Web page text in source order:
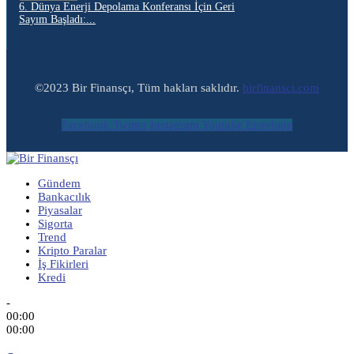
6. Dünya Enerji Depolama Konferansı İçin Geri
Sayım Başladı:...
©2023 Bir Finansçı, Tüm hakları saklıdır. birfinansci.com
Facebook Twitter Instagram Youtube Envelope
Gündem
Bankacılık
Piyasalar
Sigorta
Trend
Kripto Paralar
İş Fikirleri
Kredi
-
00:00
00:00